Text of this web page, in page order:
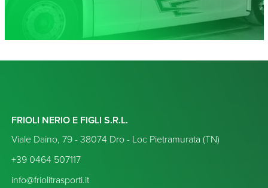
FRIOLI NERIO E FIGLI S.R.L.
Viale Daino, 79 - 38074 Dro - Loc Pietramurata (TN)
+39 0464 507117
info@friolitrasporti.it